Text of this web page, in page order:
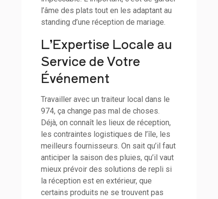
l’âme des plats tout en les adaptant au
standing d’une réception de mariage.
L’Expertise Locale au
Service de Votre
Événement
Travailler avec un traiteur local dans le
974, ça change pas mal de choses.
Déjà, on connaît les lieux de réception,
les contraintes logistiques de l’île, les
meilleurs fournisseurs. On sait qu’il faut
anticiper la saison des pluies, qu’il vaut
mieux prévoir des solutions de repli si
la réception est en extérieur, que
certains produits ne se trouvent pas